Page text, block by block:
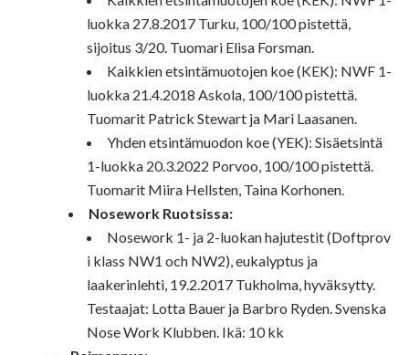
luokka 27.8.2017 Turku, 100/100 pistettä,
sijoitus 3/20. Tuomari Elisa Forsman.
Kaikkien etsintämuotojen koe (KEK): NWF 1-
luokka 21.4.2018 Askola, 100/100 pistettä.
Tuomarit Patrick Stewart ja Mari Laasanen.
Yhden etsintämuodon koe (YEK): Sisäetsintä
1-luokka 20.3.2022 Porvoo, 100/100 pistettä.
Tuomarit Miira Hellsten, Taina Korhonen.
Nosework Ruotsissa:
Nosework 1- ja 2-luokan hajutestit (Doftprov
i klass NW1 och NW2), eukalyptus ja
laakerinlehti, 19.2.2017 Tukholma, hyväksytty.
Testaajat: Lotta Bauer ja Barbro Ryden. Svenska
Nose Work Klubben. Ikä: 10 kk